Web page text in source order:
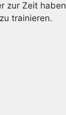
zur Zeit haben
trainieren.